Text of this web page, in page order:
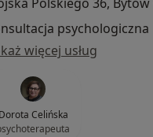
psychologiczna
więcej usług
Dorota Celińska